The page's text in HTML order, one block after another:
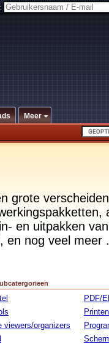
Meer
grote
en uitpakken
en nog veel meer
viewers/organizers
PDF/
Printen